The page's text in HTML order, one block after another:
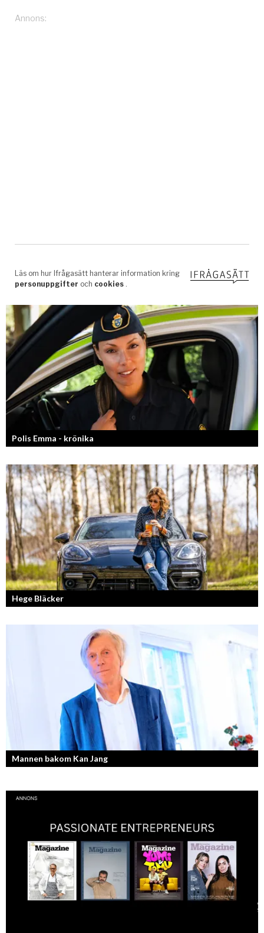
Polis Emma - krönika
Kan jag snälla få prata med dig igen, för du va så bra att prata med.
Hege Bläcker
Bilfantast, influencer och en av Lidköpings mest framgångsrika
Mannen bakom Kan Jang
Georg Wikman är grundaren bakom hälsopreparaten Arctic Root, Kan